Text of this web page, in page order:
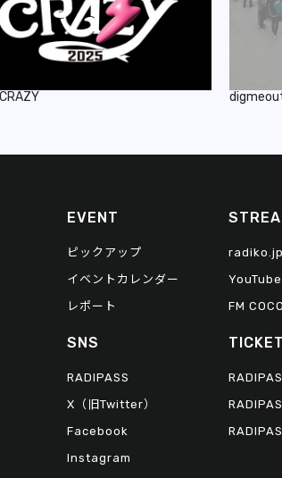
EVENT
ピックアップ
イベントカレンダー
レポート
SNS
RADIPASS
X（旧Twitter）
Facebook
Instagram
radiko.jp
FM